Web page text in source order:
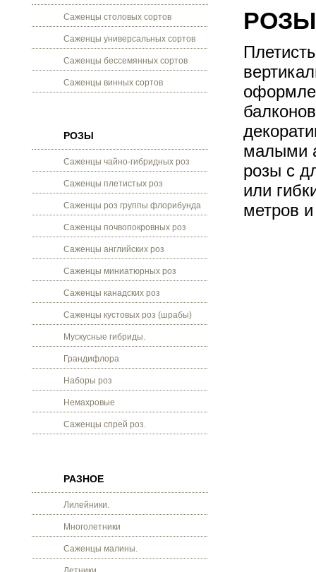
Саженцы столовых сортов
Саженцы универсальных сортов
Саженцы бессемянных сортов
Саженцы винных сортов
РОЗЫ
Саженцы чайно-гибридных роз
Саженцы плетистых роз
Саженцы роз группы флорибунда
Саженцы почвопокровных роз
Саженцы английских роз
Саженцы миниатюрных роз
Саженцы канадских роз
Саженцы кустовых роз (шрабы)
Мускусные гибриды.
Грандифлора
Наборы роз
Немахровые
Саженцы спрей роз.
РАЗНОЕ
Лилейники.
Многолетники
Саженцы малины.
РОЗЫ
малыми
розы с
или
метров